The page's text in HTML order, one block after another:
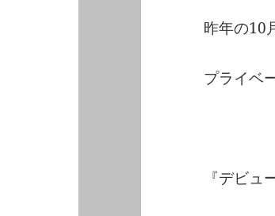
昨年の10
プライベ
『デビ